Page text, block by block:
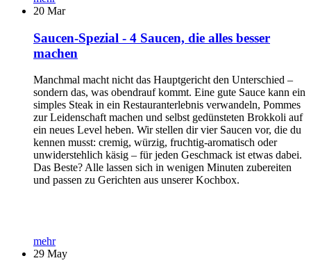
20 Mar
Saucen-Spezial - 4 Saucen, die alles besser
machen
Manchmal macht nicht das Hauptgericht den Unterschied –
sondern das, was obendrauf kommt. Eine gute Sauce kann ein
simples Steak in ein Restauranterlebnis verwandeln, Pommes
zur Leidenschaft machen und selbst gedünsteten Brokkoli auf
ein neues Level heben. Wir stellen dir vier Saucen vor, die du
kennen musst: cremig, würzig, fruchtig-aromatisch oder
unwiderstehlich käsig – für jeden Geschmack ist etwas dabei.
Das Beste? Alle lassen sich in wenigen Minuten zubereiten
und passen zu Gerichten aus unserer Kochbox.
mehr
29 May